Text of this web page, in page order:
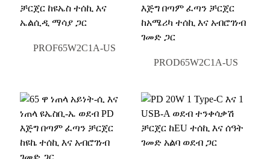
PROF65W2C1A-US
PROD65W2C1A-US